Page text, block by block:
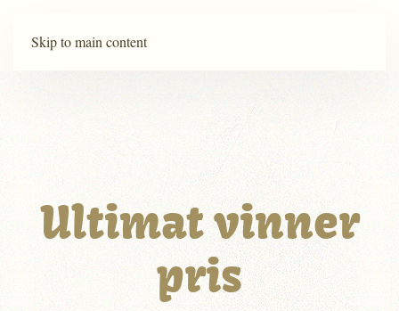
Skip to main content
Ultimat vinner
pris